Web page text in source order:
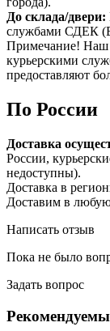
До склада/двери:
службами СДЕК
Примечание! Наш
курьерскими
предоставляют
По России
Доставка
России,
недоступны).
Доставка в
Доставим в
Написать отзыв
Пока не было
Задать вопрос